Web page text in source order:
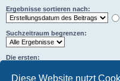
Diese Website nutzt
Ergebnisse sortieren nach:
Suchzeitraum begrenzen:
Die ersten: